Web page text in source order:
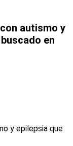
autismo y
en